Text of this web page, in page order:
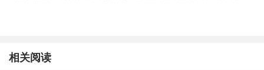
相关阅读